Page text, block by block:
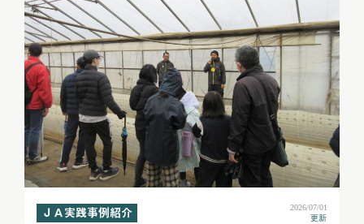
ＪＡ実践事例紹介
2026/07/01
更新